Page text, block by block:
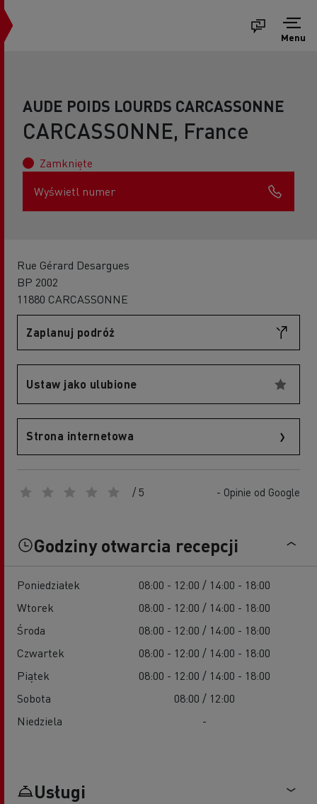
Menu
AUDE POIDS LOURDS CARCASSONNE
CARCASSONNE, France
Zamknięte
Wyświetl numer
Rue Gérard Desargues
BP 2002
11880 CARCASSONNE
Zaplanuj podróż
Ustaw jako ulubione
Strona internetowa
/ 5 - Opinie od Google
Godziny otwarcia recepcji
Poniedziałek
08:00 - 12:00 / 14:00 - 18:00
Wtorek
08:00 - 12:00 / 14:00 - 18:00
Środa
08:00 - 12:00 / 14:00 - 18:00
Czwartek
08:00 - 12:00 / 14:00 - 18:00
Piątek
08:00 - 12:00 / 14:00 - 18:00
Sobota
08:00 / 12:00
Niedziela
-
Usługi